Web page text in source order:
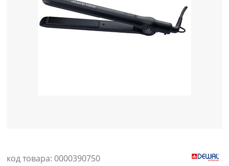
Одноразовая продукция
код товара: 0000390750